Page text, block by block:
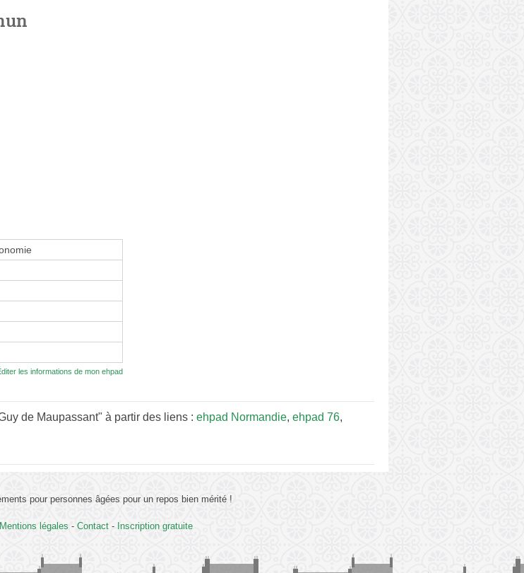
les informations de mon ehpad
de Maupassant" à partir des liens : ehpad Normandie, ehpad 76,
pour personnes âgées pour un repos bien mérité !
Mentions légales - Contact- Inscription gratuite